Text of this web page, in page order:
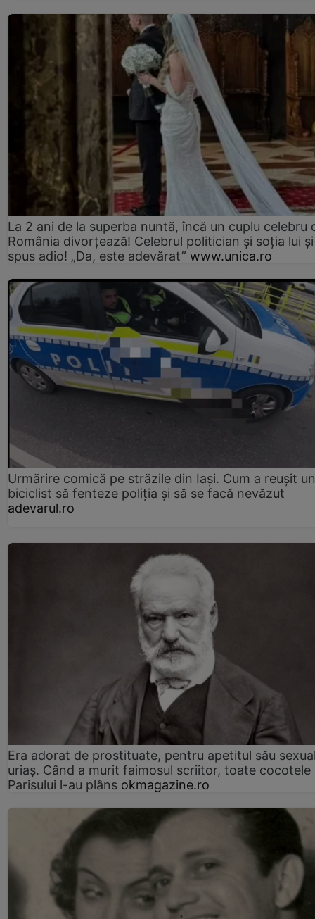
La 2 ani de la superba nuntă, încă un cuplu celebru
România divorțează! Celebrul politician și soția lui
spus adio! „Da, este adevărat” www.unica.ro
Urmărire comică pe străzile din Iași. Cum a reușit un
biciclist să fenteze poliția și să se facă nevăzut
adevarul.ro
Era adorat de prostituate, pentru apetitul său
uriaș. Când a murit faimosul scriitor, toate cocotele
Parisului l-au plâns okmagazine.ro